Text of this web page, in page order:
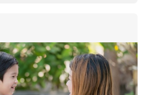
大的那個男人│讀懂父親的